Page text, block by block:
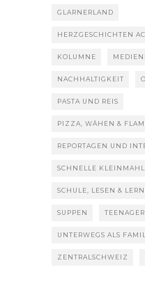
GLARNERLAND
HERZGESCHICHTEN
KOLUMNE
NACHHALTIGKEIT
PASTA UND REIS
PIZZA, WÄHEN &
REPORTAGEN UND
SCHNELLE
SCHULE, LESEN &
SUPPEN
UNTERWEGS ALS
ZENTRALSCHWEIZ